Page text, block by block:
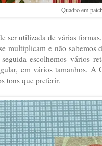
Quadro em
ser utilizada de várias
multiplicam e não
escolhemos vários
em vários tamanhos. A
tons que preferir.